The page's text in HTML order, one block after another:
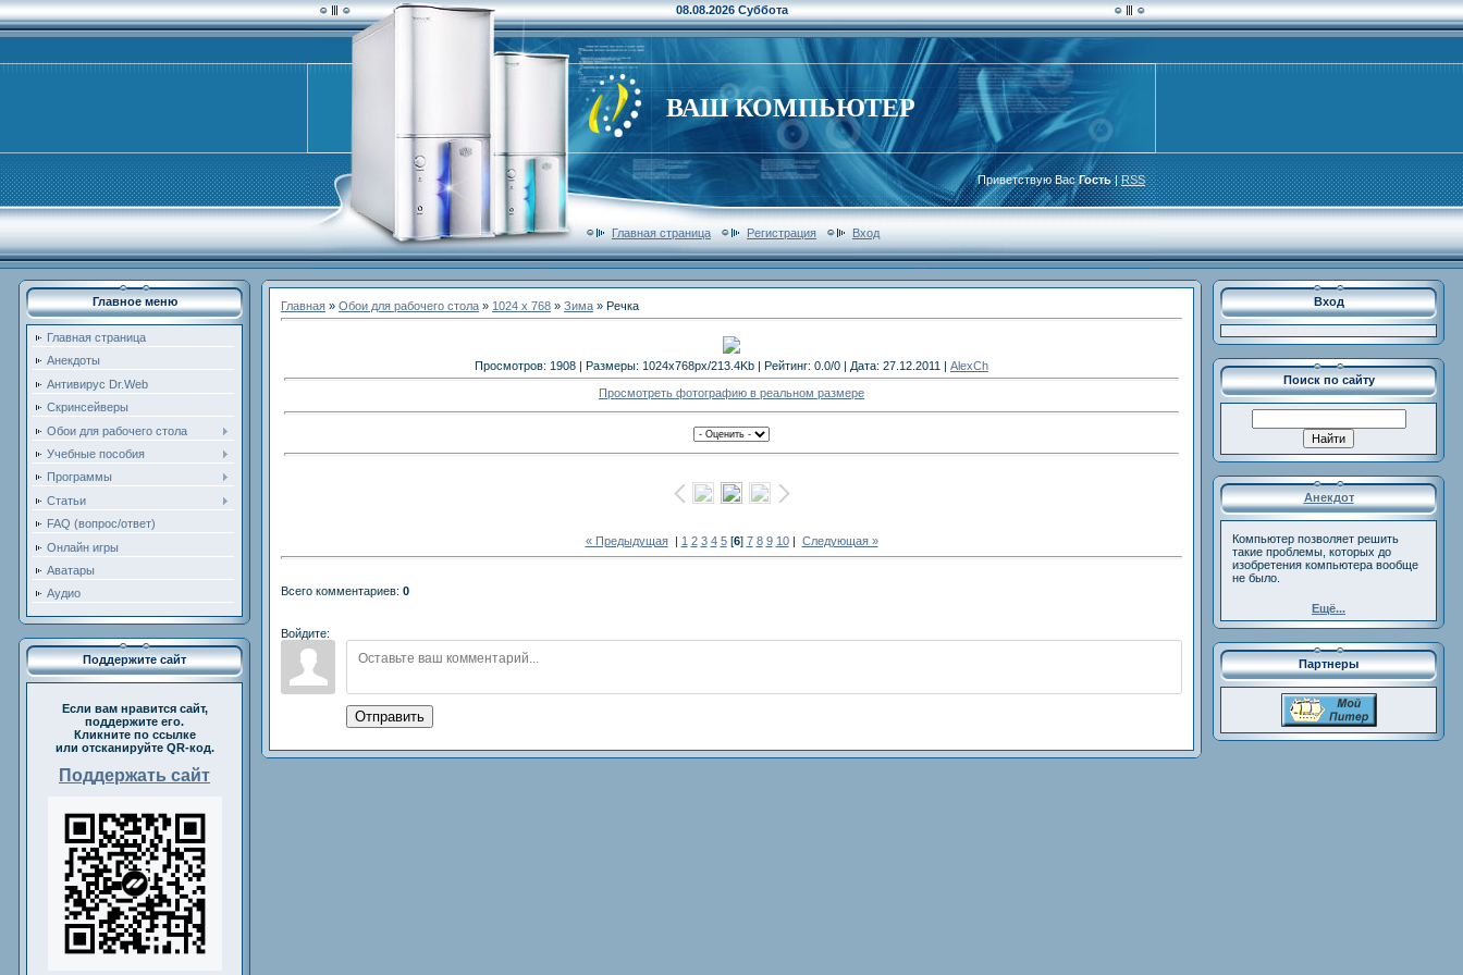
08.08.2026 Суббота
ВАШ КОМПЬЮТЕР
Приветствую ВасГость|RSS
Главная страница Регистрация Вход
Главное меню
Главная страница
Анекдоты
Антивирус Dr.Web
Скринсейверы
Обои для рабочего стола
Учебные пособия
Программы
Статьи
FAQ (вопрос/ответ)
Онлайн игры
Аватары
Аудио
Поддержите сайт
Если вам нравится сайт,
поддержите его.
Кликните по ссылке
или отсканируйте QR-код.
Поддержать сайт
Главная » Обои для рабочего стола » 1024 x 768 » Зима » Речка
Просмотров: 1908 | Размеры: 1024x768px/213.4Kb | Рейтинг: 0.0/0 | Дата: 27.12.2011 | AlexCh
Просмотреть фотографию в реальном размере
« Предыдущая| 1 2 3 4 5[6] 7 8 9 10| Следующая »
Всего комментариев: 0
Войдите:
Отправить
Вход
Поиск по сайту
Анекдот
Компьютер позволяет решить
такие проблемы, которых до
изобретения компьютера вообще
не было.
Ещё...
Партнеры